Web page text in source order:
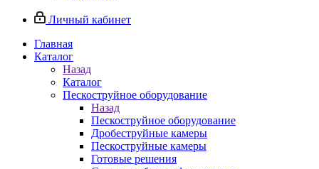
Личный кабинет
Главная
Каталог
Назад
Каталог
Пескоструйное оборудование
Назад
Пескоструйное оборудование
Дробеструйные камеры
Пескоструйные камеры
Готовые решения